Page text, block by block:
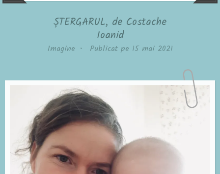
ȘTERGARUL, de Costache
Ioanid
Imagine • Publicat pe 15 mai 2021